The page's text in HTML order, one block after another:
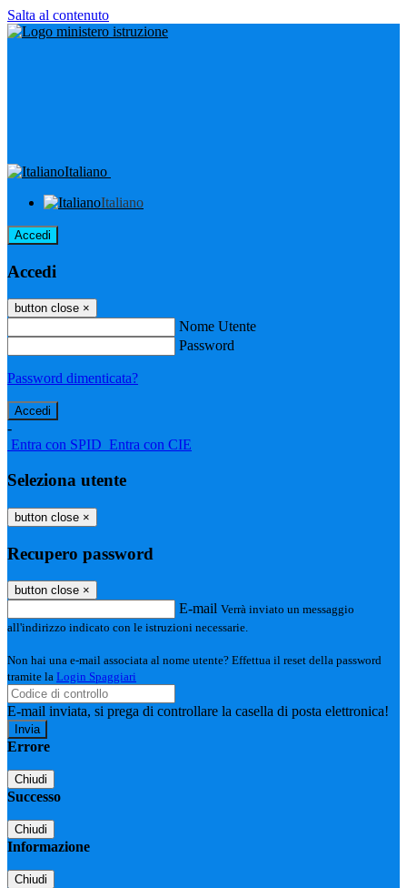
Salta al contenuto
Italiano
Italiano
Accedi
Accedi
button close ×
Nome Utente
Password
Password dimenticata?
-
Entra con SPID Entra con CIE
Seleziona utente
button close ×
Recupero password
button close ×
E-mail Verrà inviato un messaggio
all'indirizzo indicato con le istruzioni necessarie.
Non hai una e-mail associata al nome utente? Effettua il reset della password
tramite la Login Spaggiari
E-mail inviata, si prega di controllare la casella di posta elettronica!
Errore
Chiudi
Successo
Chiudi
Informazione
Chiudi